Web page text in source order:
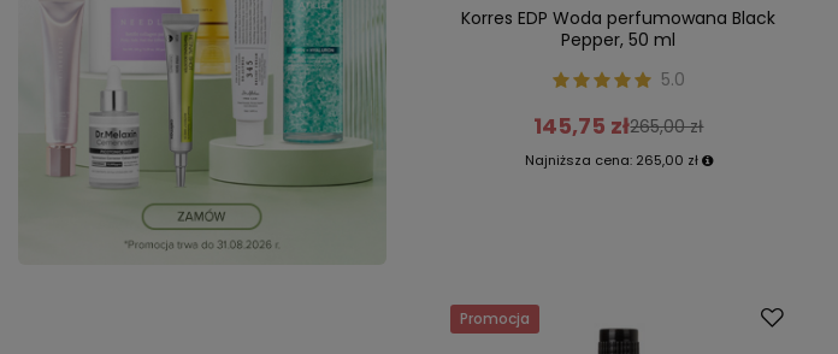
Korres EDP Woda perfumowana Black
Pepper, 50 ml
5.0
145,75 zł265,00 zł
Najniższa cena: 265,00 zł
Promocja